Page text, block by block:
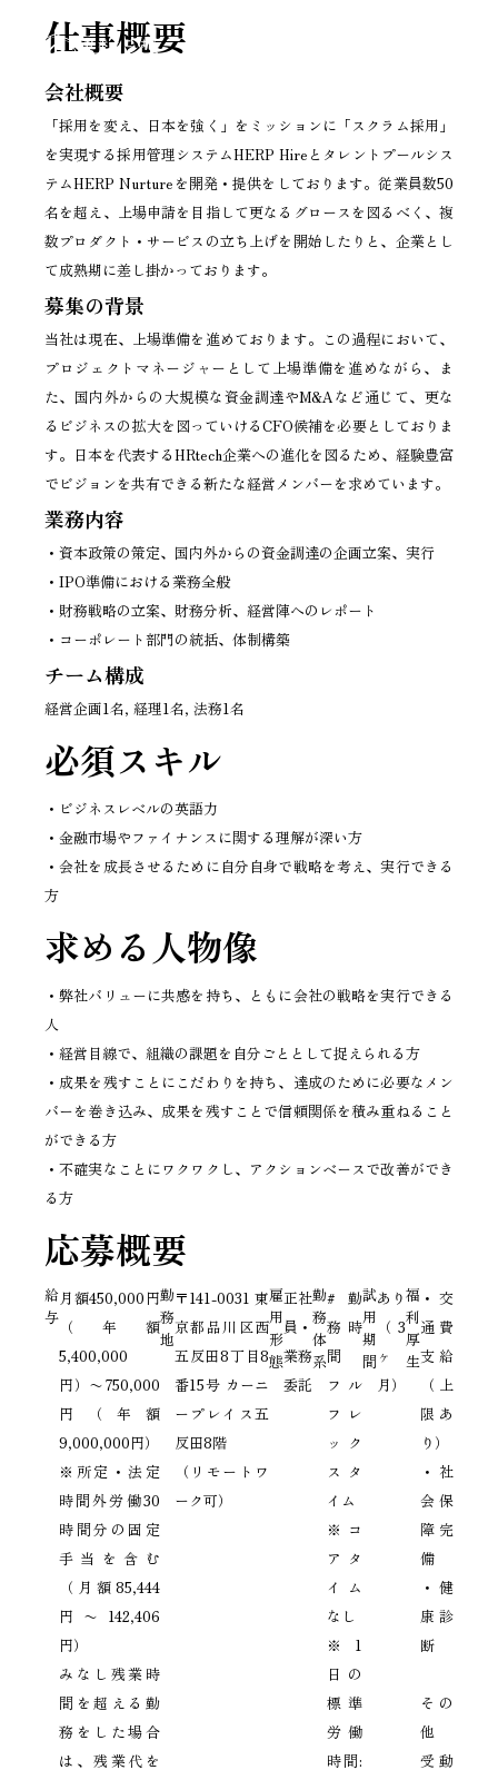
ABOUT
STORE
INFORMATION
BUSINESS
COMPANY
仕事概要
会社概要
「採用を変え、日本を強く」をミッションに「スクラム採用」
を実現する採用管理システムHERP Hireとタレントプールシス
テムHERP Nurtureを開発・提供をしております。従業員数50
名を超え、上場申請を目指して更なるグロースを図るべく、複
数プロダクト・サービスの立ち上げを開始したりと、企業とし
て成熟期に差し掛かっております。
募集の背景
当社は現在、上場準備を進めております。この過程において、
プロジェクトマネージャーとして上場準備を進めながら、ま
た、国内外からの大規模な資金調達やM&Aなど通じて、更な
るビジネスの拡大を図っていけるCFO候補を必要としておりま
す。日本を代表するHRtech企業への進化を図るため、経験豊富
でビジョンを共有できる新たな経営メンバーを求めています。
業務内容
・資本政策の策定、国内外からの資金調達の企画立案、実行
・IPO準備における業務全般
・財務戦略の立案、財務分析、経営陣へのレポート
・コーポレート部門の統括、体制構築
チーム構成
経営企画1名, 経理1名, 法務1名
必須スキル
・ビジネスレベルの英語力
・金融市場やファイナンスに関する理解が深い方
・会社を成長させるために自分自身で戦略を考え、実行できる
方
求める人物像
・弊社バリューに共感を持ち、ともに会社の戦略を実行できる
人
・経営目線で、組織の課題を自分ごととして捉えられる方
・成果を残すことにこだわりを持ち、達成のために必要なメン
バーを巻き込み、成果を残すことで信頼関係を積み重ねること
ができる方
・不確実なことにワクワクし、アクションベースで改善ができ
る方
応募概要
給
与
月額450,000円
（年額
5,400,000
円）〜750,000
円（年額
9,000,000円）
※所定・法定
時間外労働30
時間分の固定
手当を含む
（月額85,444
円〜142,406
円）
みなし残業時
間を超える勤
務をした場合
は、残業代を
勤
務
地
〒141-0031 東
京都品川区西
五反田8丁目8
番15号 カーニ
ープレイス五
反田8階
（リモートワ
ーク可）
雇
用
形
態
正社
員・
業務
委託
勤
務
体
系
# 勤
務時
間
フル
フレ
ック
スタ
イム
※ コ
アタ
イム
なし
※ 1
日の
標準
労働
時間:
試
用
期
間
あり
（3
ヶ
月）
福
利
厚
生
・交
通費
支給
（上
限あ
り）
・社
会保
障完
備
・健
康診
断
その
他
受動